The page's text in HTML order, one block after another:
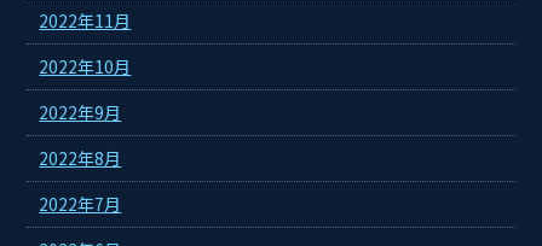
2022年11月
2022年10月
2022年9月
2022年8月
2022年7月